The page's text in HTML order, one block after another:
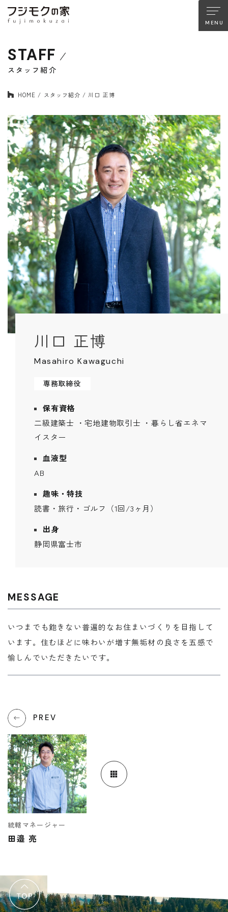
CONSULTATION
木材へのこだわり
アフターサポート
フジモクのリノベーション
Company
会社情報
Staff
スタッフ紹介
Faq
よくあるご質問
Contact
資料請求・
お問い合わせ
Web magazine
メルマガ登録
Works
施工事例
Interview
住まい手の声
Event
イベント情報
Blog
ブログ
0545-63-0123
プライバシーポリシー
STAFF
スタッフ紹介
HOME スタッフ紹介 川口 正博
川口 正博
Masahiro Kawaguchi
専務取締役
保有資格
二級建築士 ・宅地建物取引士 ・暮らし省エネマ
イスター
血液型
AB
趣味・特技
読書・旅行・ゴルフ（1回/3ヶ月）
出身
静岡県富士市
MESSAGE
いつまでも飽きない普遍的なお住まいづくりを目指して
います。住むほどに味わいが増す無垢材の良さを五感で
愉しんでいただきたいです。
PREV
統轄マネージャー
田邉 亮